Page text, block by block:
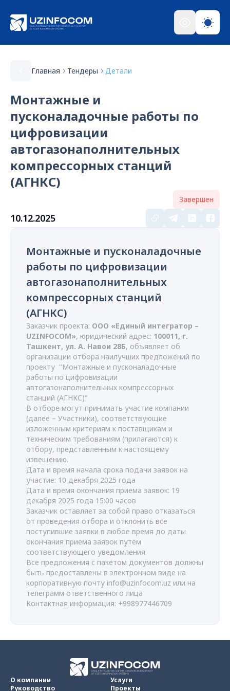
Главная Тендеры Детали
Монтажные и
пусконаладочные работы по
цифровизации
автогазонаполнительных
компрессорных станций
(АГНКС)
Завершен
10.12.2025
Монтажные и пусконаладочные
работы по цифровизации
автогазонаполнительных
компрессорных станций
(АГНКС)
Заказчик проекта: ООО «Единый интегратор –
UZINFOCOM», юридический адрес: 100011, г.
Ташкент, ул. А. Навои 28Б, объявляет об
организации отбора наилучших предложений по
проекту "Монтажные и пусконаладочные
работы по цифровизации
автогазонаполнительных компрессорных
станций (АГНКС)"
В отборе могут принимать участие компании
(далее – Участники), соответствующие
изложенным критериям к поставщикам и
техническим требованиям (прилагаются) к
отбору, представленным к настоящему
извещению.
Дата и время начала срока подачи заявок на
участие: 10 декабря 2025 года
Дата и время окончания приема заявок: 19
декабря 2025 года 15:00 часов
Заказчик оставляет за собой право отказаться
от проведения отбора и отклонить все
поступившие заявки в любое время до даты
окончания приема заявок путем
соответствующего уведомления.
Все предложения с пакетом документов должны
быть предоставлены в электронном виде на
корпоративную почту info@uzinfocom.uz или на
телеграмм ответственного лица
Контактная информация: +998977446709
О компании
Руководство
Услуги
Проекты